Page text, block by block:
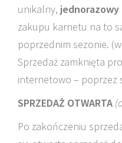
unikalny, jednorazowy
zakupu karnetu na to
poprzednim sezonie.
Sprzedaż zamknięta
internetowo – poprzez
SPRZEDAŻ OTWARTA
Po zakończeniu